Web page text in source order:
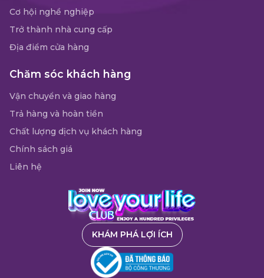
Cơ hội nghề nghiệp
Trở thành nhà cung cấp
Địa điểm cửa hàng
Chăm sóc khách hàng
Vận chuyển và giao hàng
Trả hàng và hoàn tiền
Chất lượng dịch vụ khách hàng
Chính sách giá
Liên hệ
KHÁM PHÁ LỢI ÍCH